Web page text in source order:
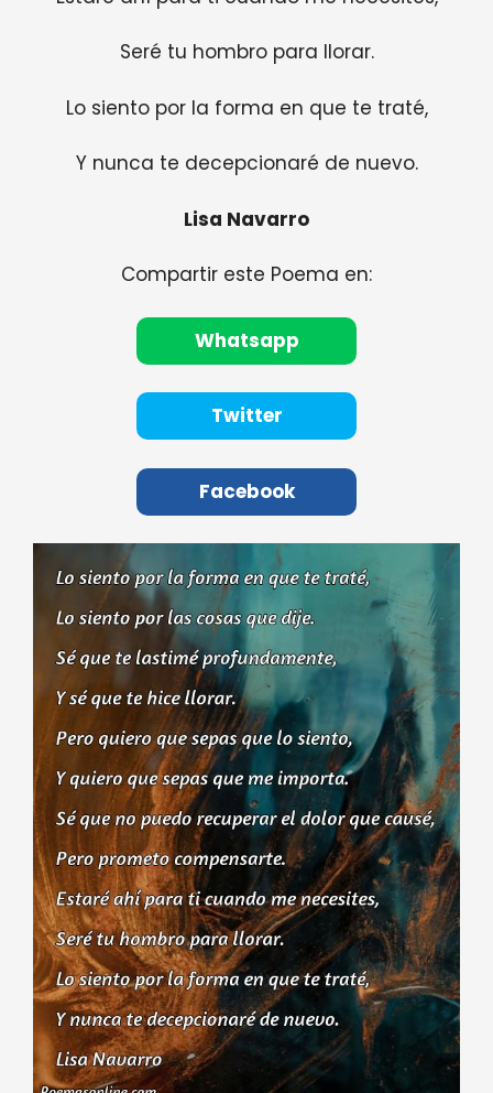
Seré tu hombro para llorar.
Lo siento por la forma en que te traté,
Y nunca te decepcionaré de nuevo.
Lisa Navarro
Compartir este Poema en:
Whatsapp
Twitter
Facebook